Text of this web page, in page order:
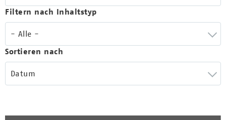
Filtern nach Inhaltstyp
- Alle -
Sortieren nach
Datum